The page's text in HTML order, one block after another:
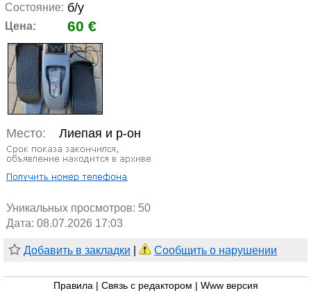
Состояние: б/у
Цена: 60 €
Место: Лиепая и р-он
Уникальных просмотров: 50
Дата: 08.07.2026 17:03
Добавить в закладки Сообщить о нарушении
Правила Связь с редактором Www версия